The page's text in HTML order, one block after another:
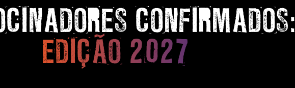
CONFIRMADOS:
EDIÇÃO 2027